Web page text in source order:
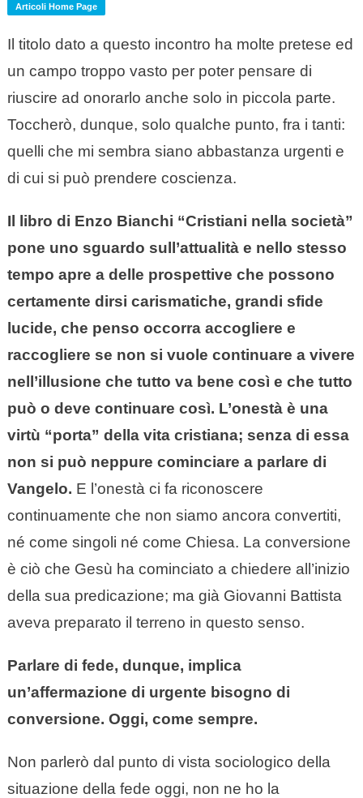
Articoli Home Page
Il titolo dato a questo incontro ha molte pretese ed
un campo troppo vasto per poter pensare di
riuscire ad onorarlo anche solo in piccola parte.
Toccherò, dunque, solo qualche punto, fra i tanti:
quelli che mi sembra siano abbastanza urgenti e
di cui si può prendere coscienza.
Il libro di Enzo Bianchi “Cristiani nella società”
pone uno sguardo sull’attualità e nello stesso
tempo apre a delle prospettive che possono
certamente dirsi carismatiche, grandi sfide
lucide, che penso occorra accogliere e
raccogliere se non si vuole continuare a vivere
nell’illusione che tutto va bene così e che tutto
può o deve continuare così. L’onestà è una
virtù “porta” della vita cristiana; senza di essa
non si può neppure cominciare a parlare di
Vangelo. E l’onestà ci fa riconoscere
continuamente che non siamo ancora convertiti,
né come singoli né come Chiesa. La conversione
è ciò che Gesù ha cominciato a chiedere all’inizio
della sua predicazione; ma già Giovanni Battista
aveva preparato il terreno in questo senso.
Parlare di fede, dunque, implica
un’affermazione di urgente bisogno di
conversione. Oggi, come sempre.
Non parlerò dal punto di vista sociologico della
situazione della fede oggi, non ne ho la